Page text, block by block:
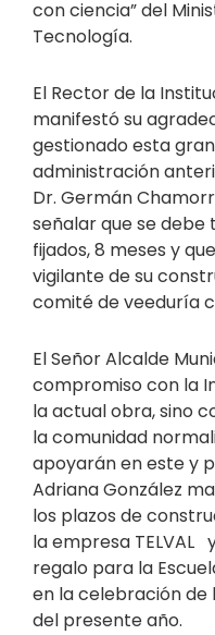
con ciencia” del
Tecnología.
El Rector de la
manifestó su
gestionado esta
administración
Dr. Germán
señalar que se debe
fijados, 8 meses y
vigilante de su
comité de veeduría
El Señor Alcalde
compromiso con la
la actual obra, sino
la comunidad
apoyarán en este y
Adriana González
los plazos de
la empresa TELVAL
regalo para la
en la celebración de
del presente año.